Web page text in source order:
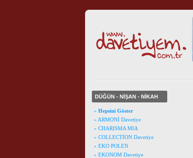
DÜĞÜN - NİŞAN - NİKAH
» Hepsini Göster
» ARMONİ Davetiye
» CHARISMA MIA
» COLLECTİON Davetiye
» EKO POLEN
» EKONOM Davetiye